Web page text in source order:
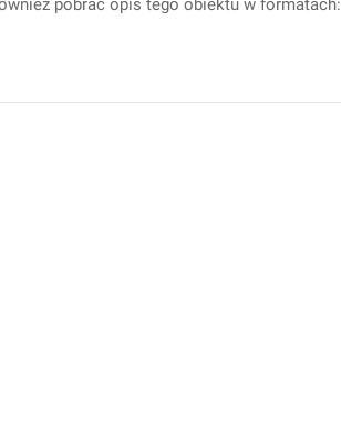
pobrać opis tego obiektu w formatach: